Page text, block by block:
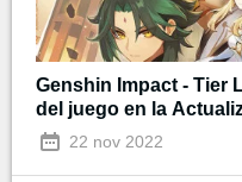
Genshin Impact - Tier
del juego en la
22 nov 2022